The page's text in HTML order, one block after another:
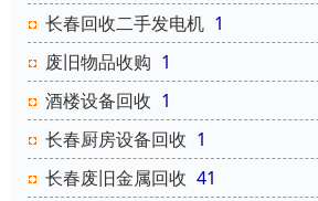
长春回收二手发电机 1
废旧物品收购 1
酒楼设备回收 1
长春厨房设备回收 1
长春废旧金属回收 41